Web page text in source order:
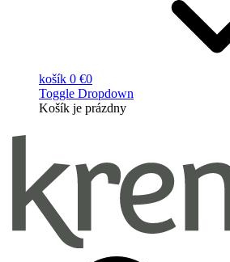
košík 0 €0
Toggle Dropdown
Košík je prázdny